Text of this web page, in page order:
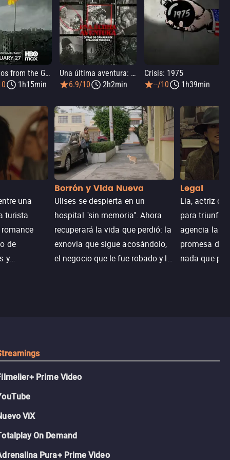
33 Photos from the Ghetto
1h15min
Una última aventura: Detrás de cámaras de Stranger Things 5
6.9/10
2h2min
Crisis: 1975
--/10
1h39min
una
turista
de
y
Borrón y Vida Nueva
Ulises se despierta en un
hospital "sin memoria". Ahora
recuperará la vida que perdió: la
exnovia que sigue acosándolo,
el negocio que le fue robado y la
Legal
Lia, actriz
para triunfar
agencia la
promesa de
nada que
Prime Video
ViX
On Demand
Pura+ Prime Video